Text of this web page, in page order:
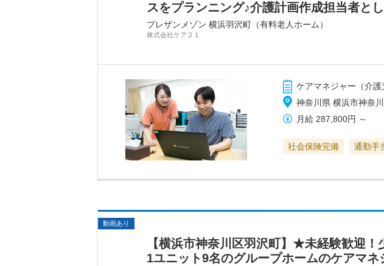
スをプランニング♪介護計画作成担当者と
プレザンメゾン 横浜羽沢町（有料老人ホーム）
株式会社ケア２１
ケアマネジャー（介
神奈川県 横浜市神奈
月給 287,800円 ～
社会保険完備 通勤手
動画あり
【横浜市神奈川区羽沢町】★未経験歓迎
1ユニット9名のグループホームのケアマネ